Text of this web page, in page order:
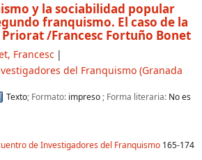
y la sociabilidad popular
franquismo. El caso de la
Priorat/Francesc Fortuño Bonet
Francesc
del Franquismo(Granada
Texto; Formato: impreso ; Forma literaria: No es
de Investigadores del Franquismo165-174